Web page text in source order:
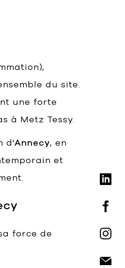
du site.
une forte
à Metz Tessy.
d'Annecy, en
et
force de
intérieur
et animateur